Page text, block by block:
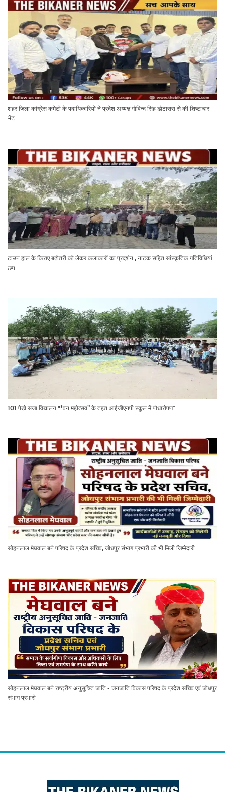
शहर जिला कांग्रेस कमेटी के पदाधिकारियों ने प्रदेश अध्यक्ष गोविन्द सिंह डोटासरा से की शिष्टाचार
भेंट
टाउन हाल के किराए बढ़ोतरी को लेकर कलाकारों का प्रदर्शन , नाटक सहित सांस्कृतिक गतिविधियां
ठप्प
101 पेड़ो सजा विद्यालय "*वन महोत्सव” के तहत आईजीएनपी स्कूल में पौधारोपण*
सोहनलाल मेघवाल बने परिषद के प्रदेश सचिव, जोधपुर संभाग प्रभारी की भी मिली जिम्मेदारी
सोहनलाल मेघवाल बने राष्ट्रीय अनुसूचित जाति - जनजाति विकास परिषद के प्रदेश सचिव एवं जोधपुर
संभाग प्रभारी